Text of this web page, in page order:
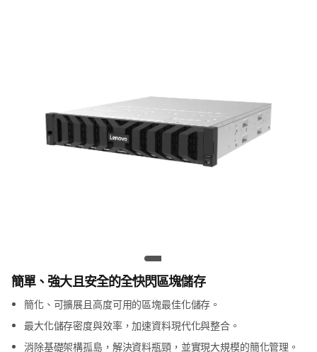
0
0
ThinkSystem DS5200C 全快閃儲存陣列
簡單、強大且安全的全快閃區塊儲存
簡化、可擴展且高度可用的區塊最佳化儲存。
最大化儲存密度與效率，加速資料現代化與整合。
消除基礎架構孤島，解決資料瓶頸，並實現大規模的簡化管理。